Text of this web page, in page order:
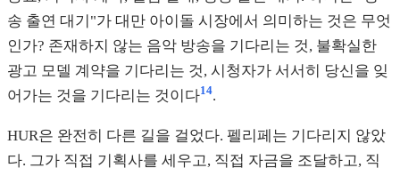
송 출연 대기"가 대만 아이돌 시장에서 의미하는 것은 무엇
인가? 존재하지 않는 음악 방송을 기다리는 것, 불확실한
광고 모델 계약을 기다리는 것, 시청자가 서서히 당신을 잊
어가는 것을 기다리는 것이다14.
HUR은 완전히 다른 길을 걸었다. 펠리페는 기다리지 않았
다. 그가 직접 기획사를 세우고, 직접 자금을 조달하고, 직